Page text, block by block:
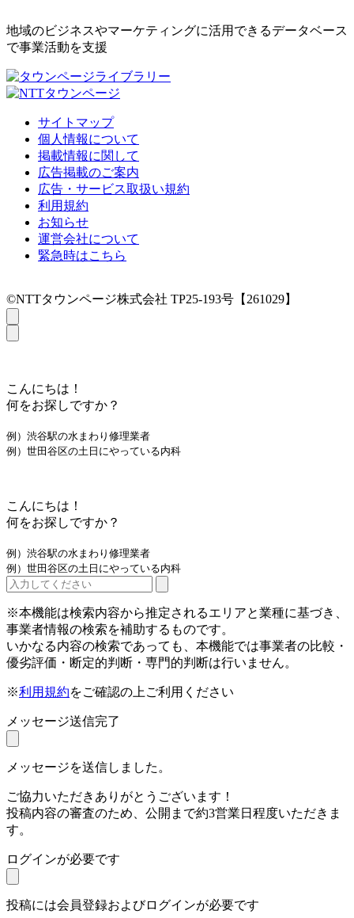
地域のビジネスやマーケティングに活用できるデータベース
で事業活動を支援
サイトマップ
個人情報について
掲載情報に関して
広告掲載のご案内
広告・サービス取扱い規約
利用規約
お知らせ
運営会社について
緊急時はこちら
©NTTタウンページ株式会社 TP25-193号【261029】
こんにちは！
何をお探しですか？
例）渋谷駅の水まわり修理業者
例）世田谷区の土日にやっている内科
こんにちは！
何をお探しですか？
例）渋谷駅の水まわり修理業者
例）世田谷区の土日にやっている内科
※本機能は検索内容から推定されるエリアと業種に基づき、
事業者情報の検索を補助するものです。
いかなる内容の検索であっても、本機能では事業者の比較・
優劣評価・断定的判断・専門的判断は行いません。
※利用規約をご確認の上ご利用ください
メッセージ送信完了
メッセージを送信しました。
ご協力いただきありがとうございます！
投稿内容の審査のため、公開まで約3営業日程度いただきま
す。
ログインが必要です
投稿には会員登録およびログインが必要です